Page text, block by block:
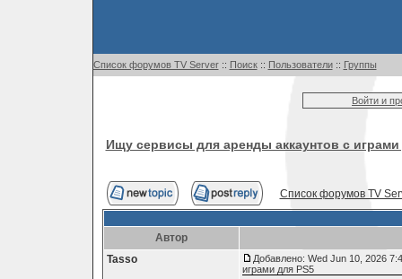
Список форумов TV Server:: Поиск:: Пользователи:: Группы
Войти и
Ищу сервисы для аренды аккаунтов с играми
Список форумов TV
Автор
Tasso
Добавлено: Wed Jun 10, 2026
играми для PS5